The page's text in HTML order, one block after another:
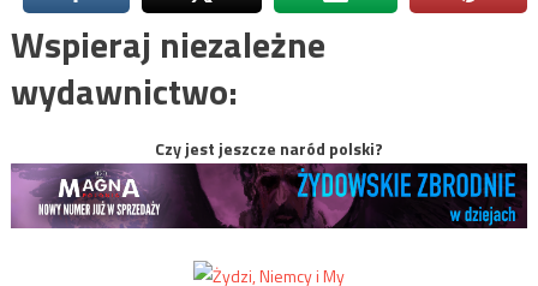
Wspieraj niezależne
wydawnictwo:
Czy jest jeszcze naród polski?